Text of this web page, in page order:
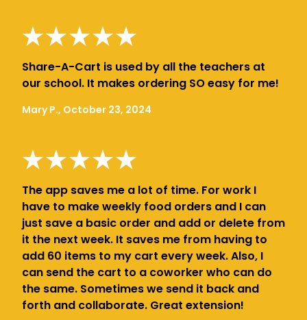
Share-A-Cart is used by all the teachers at
our school. It makes ordering SO easy for me!
Mary P., October 23, 2024
The app saves me a lot of time. For work I
have to make weekly food orders and I can
just save a basic order and add or delete from
it the next week. It saves me from having to
add 60 items to my cart every week. Also, I
can send the cart to a coworker who can do
the same. Sometimes we send it back and
forth and collaborate. Great extension!